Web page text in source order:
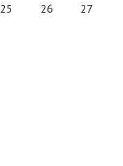
25 26 27